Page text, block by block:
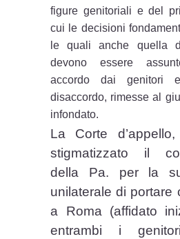
figure genitoriali e del
cui le decisioni
le quali anche quella
devono essere
accordo dai
disaccordo, rimesse al
infondato.
La Corte
stigmatizzato il
della Pa. per la
unilaterale di portare
a Roma (affidato
entrambi i